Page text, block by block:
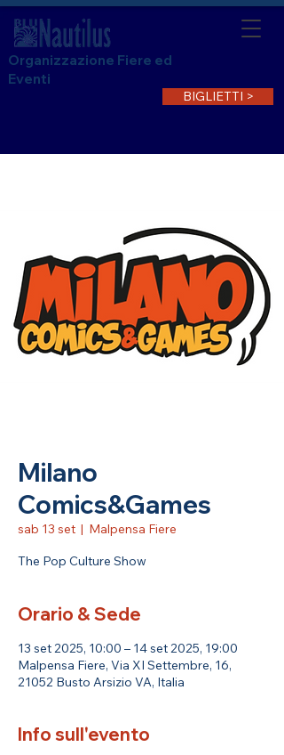
Organizzazione Fiere ed
Eventi
BIGLIETTI >
Milano
Comics&Games
sab 13 set
  |
Malpensa Fiere
The Pop Culture Show
Orario & Sede
13 set 2025, 10:00 – 14 set 2025, 19:00
Malpensa Fiere, Via XI Settembre, 16,
21052 Busto Arsizio VA, Italia
Info sull'evento